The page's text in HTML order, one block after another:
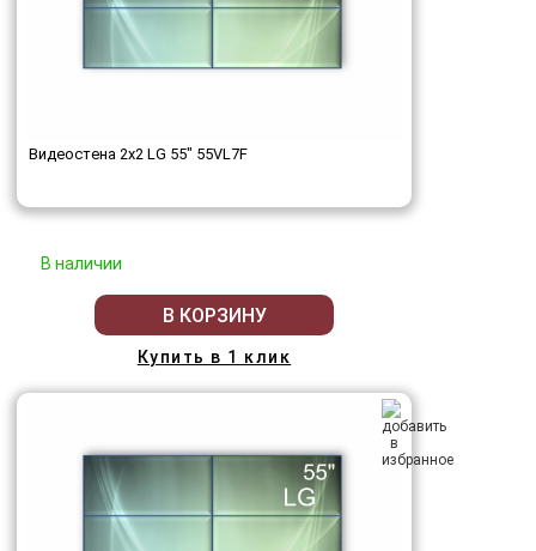
Видеостена 2x2 LG 55" 55VL7F
В наличии
В КОРЗИНУ
Купить в 1 клик